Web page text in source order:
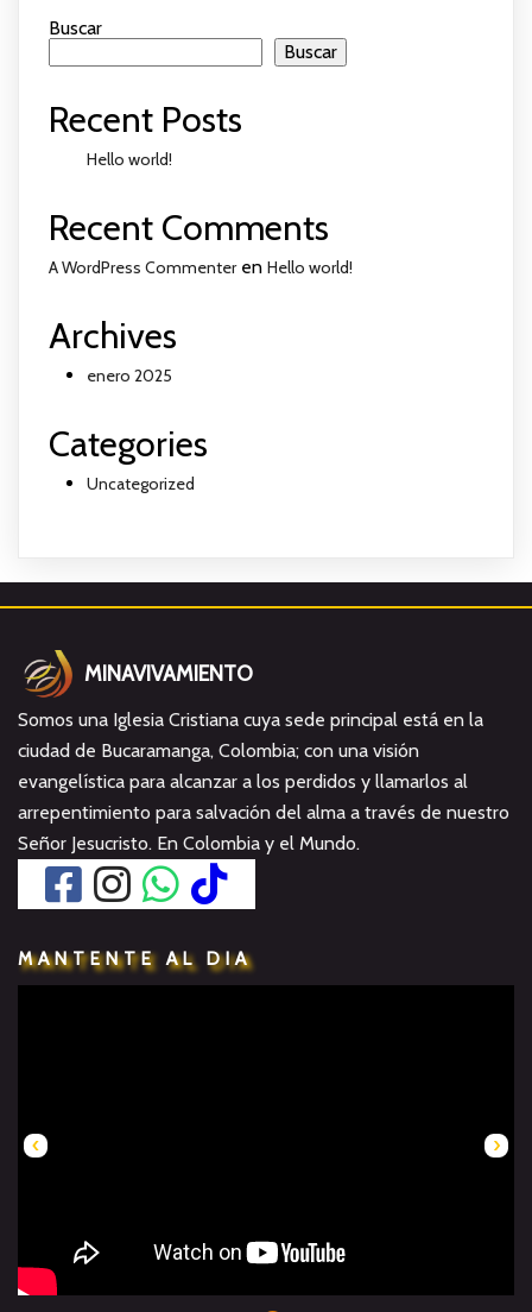
Buscar
Buscar
Recent Posts
Hello world!
Recent Comments
A WordPress Commenteren Hello world!
Archives
enero 2025
Categories
Uncategorized
MINAVIVAMIENTO
Somos una Iglesia Cristiana cuya sede principal está en la
ciudad de Bucaramanga, Colombia; con una visión
evangelística para alcanzar a los perdidos y llamarlos al
arrepentimiento para salvación del alma a través de nuestro
Señor Jesucristo. En Colombia y el Mundo.
MANTENTE AL DIA
‹ ›